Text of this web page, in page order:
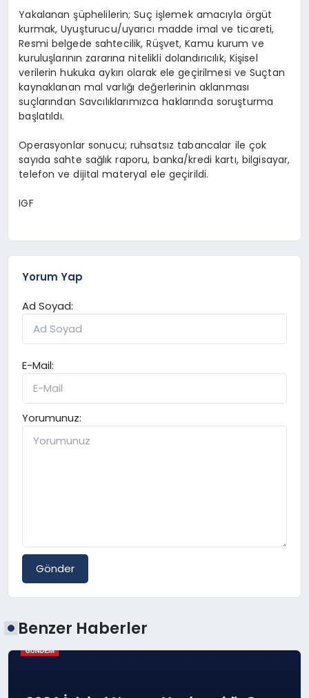
Yakalanan şüphelilerin; Suç işlemek amacıyla örgüt
kurmak, Uyuşturucu/uyarıcı madde imal ve ticareti,
Resmi belgede sahtecilik, Rüşvet, Kamu kurum ve
kuruluşlarının zararına nitelikli dolandırıcılık, Kişisel
verilerin hukuka aykırı olarak ele geçirilmesi ve Suçtan
kaynaklanan mal varlığı değerlerinin aklanması
suçlarından Savcılıklarımızca haklarında soruşturma
başlatıldı.
Operasyonlar sonucu; ruhsatsız tabancalar ile çok
sayıda sahte sağlık raporu, banka/kredi kartı, bilgisayar,
telefon ve dijital materyal ele geçirildi.
IGF
Yorum Yap
Ad Soyad:
E-Mail:
Yorumunuz:
Gönder
Benzer Haberler